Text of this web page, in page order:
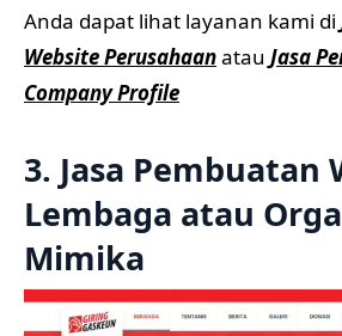
Anda dapat lihat layanan kami di
Website Perusahaanatau Jasa
Company Profile
3. Jasa Pembuatan
Lembaga atau
Mimika